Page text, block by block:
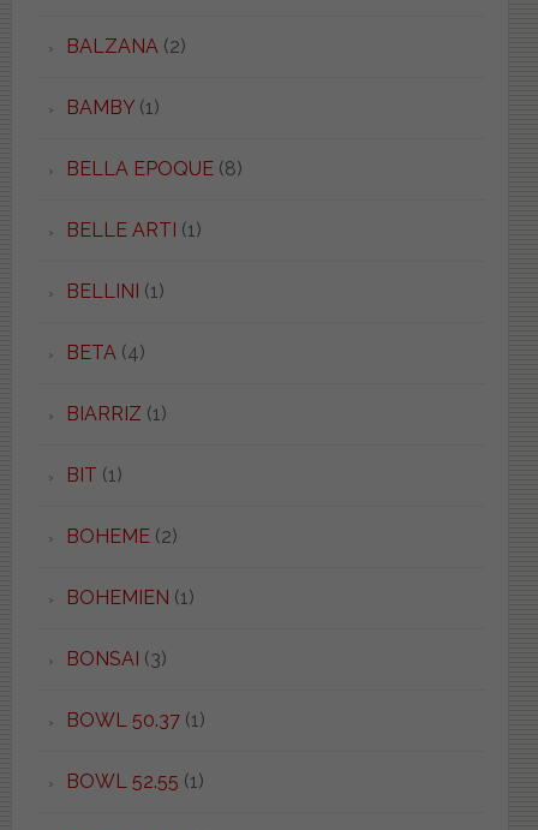
BALZANA(2)
BAMBY(1)
BELLA EPOQUE(8)
BELLE ARTI (1)
BELLINI (1)
BETA(4)
BIARRIZ (1)
BIT (1)
BOHEME(2)
BOHEMIEN (1)
BONSAI (3)
BOWL 50.37(1)
BOWL 52.55 (1)